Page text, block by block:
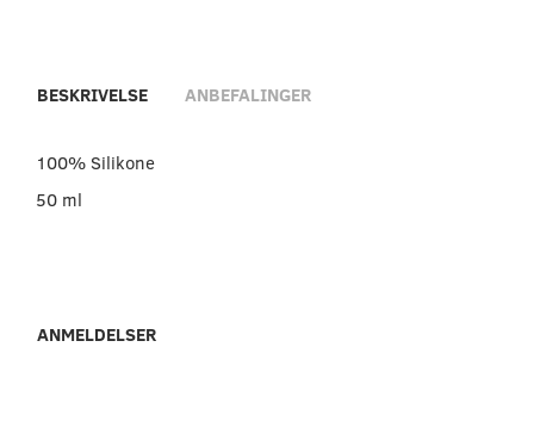
BESKRIVELSE ANBEFALINGER
100% Silikone
50 ml
ANMELDELSER